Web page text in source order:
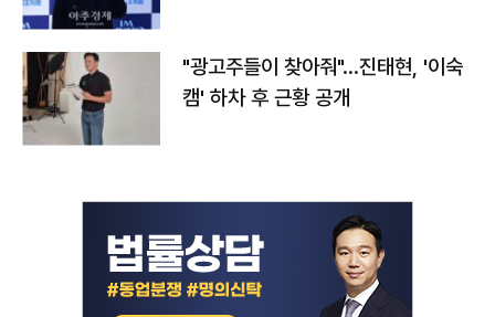
"광고주들이 찾아줘"…진태현, '이숙
캠' 하차 후 근황 공개